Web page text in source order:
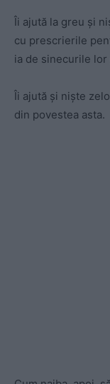
Îi ajută la greu și
cu prescrierile
ia de sinecurile lor
Îi ajută și niște
din povestea asta.